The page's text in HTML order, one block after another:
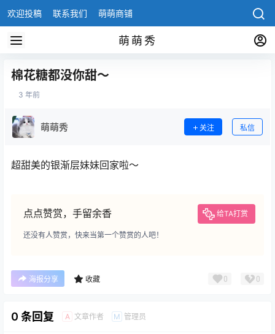
欢迎投稿 联系我们 萌萌商铺
萌萌秀
棉花糖都没你甜～
3 年前
萌萌秀 关注 私信
超甜美的银渐层妹妹回家啦～
点点赞赏，手留余香 给TA打赏
还没有人赞赏，快来当第一个赞赏的人吧！
海报分享 收藏 0 0
0 条回复 A 文章作者 M 管理员